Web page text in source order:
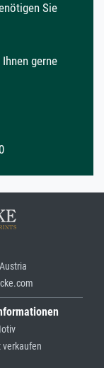
Sie
gerne
verkaufen